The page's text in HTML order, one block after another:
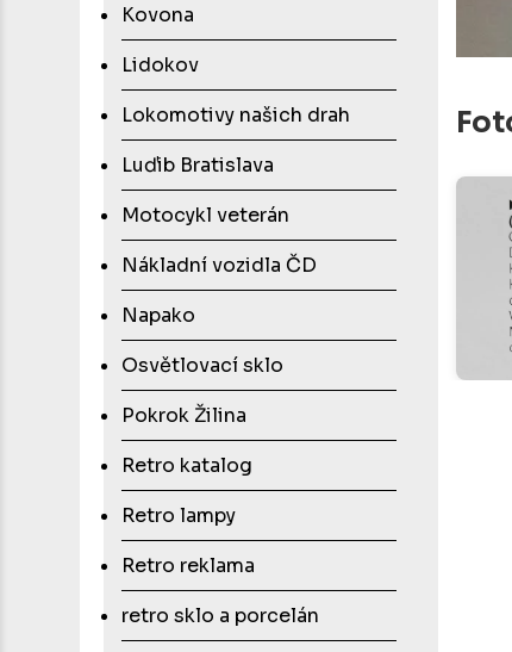
Kovona
Lidokov
Lokomotivy našich drah
Luďib Bratislava
Motocykl veterán
Nákladní vozidla ČD
Napako
Osvětlovací sklo
Pokrok Žilina
Retro katalog
Retro lampy
Retro reklama
retro sklo a porcelán